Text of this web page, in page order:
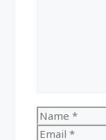
Name
Email